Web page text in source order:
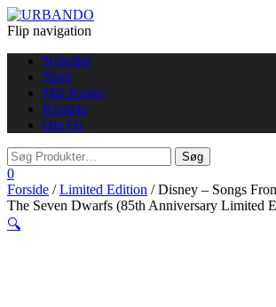
Flip navigation
Nyheder
Shop
Min Konto
Kontakt
Om Os
0
Forside /Limited Edition / Disney – Songs
The Seven Dwarfs (85th Anniversary Limited
🔍